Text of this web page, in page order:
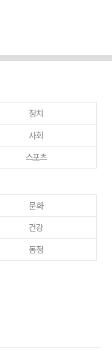
정치
사회
스포츠
문화
건강
동정